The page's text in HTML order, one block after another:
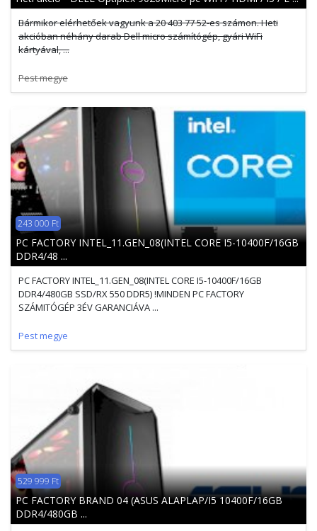
Bármikor elérhetőek vagyunk a 20 403 77 52-es számon. Heti
akcióban néhány darab Dell micro számítógép, gyári WiFi
kártyával, ...
Pest megye
243 000 Ft
PC FACTORY INTEL_11.GEN_08(INTEL CORE I5-10400F/16GB
DDR4/48 ...
PC FACTORY INTEL_11.GEN_08(INTEL CORE I5-10400F/16GB
DDR4/480GB SSD/RX 550 DDR5) !MINDEN PC FACTORY
SZÁMITÓGÉP 3ÉV GARANCIÁVA ...
Pest megye
529 999 Ft
PC FACTORY BRAND 04 (ASUS ALAPLAP/I5 10400F/16GB
DDR4/480GB ...